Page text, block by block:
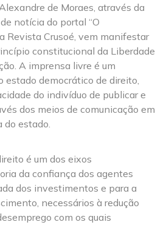
de Moraes, através da
notícia do portal “O
Revista Crusoé, vem manifestar
constitucional da Liberdade
A imprensa livre é um
democrático de direito,
do indivíduo de publicar e
dos meios de comunicação em
do estado.
é um dos eixos
da confiança dos agentes
dos investimentos e para a
necessários à redução
com os quais